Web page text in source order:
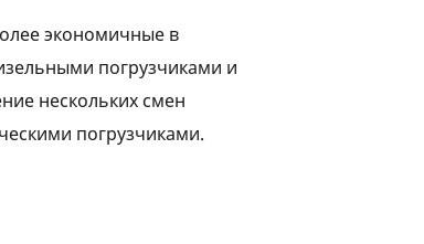
экономичные в
погрузчиками и
нескольких смен
погрузчиками.